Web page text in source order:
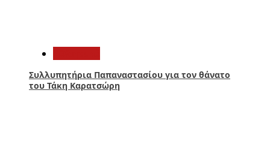
Συλλυπητήρια Παπαναστασίου για τον θάνατο
του Τάκη Καρατσώρη